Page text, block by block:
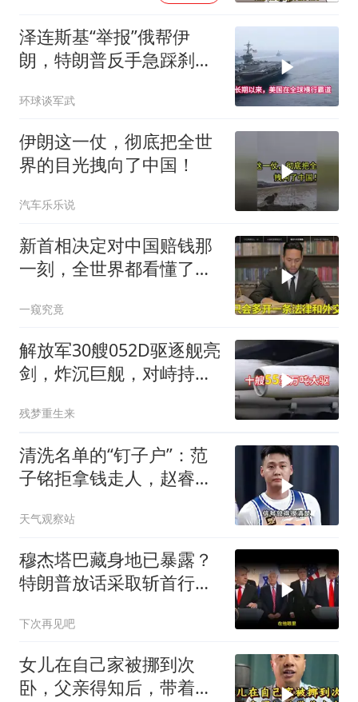
泽连斯基“举报”俄帮伊
朗，特朗普反手急踩刹
环球谈军武
伊朗这一仗，彻底把全世
界的目光拽向了中国！
汽车乐乐说
新首相决定对中国赔钱那
一刻，全世界都看懂了：
一窥究竟
解放军30艘052D驱逐舰亮
剑，炸沉巨舰，对峙持续
残梦重生来
清洗名单的“钉子户”：范
子铭拒拿钱走人，赵睿亲
天气观察站
穆杰塔巴藏身地已暴露？
特朗普放话采取斩首行
下次再见吧
女儿在自己家被挪到次
卧，父亲得知后，带着中